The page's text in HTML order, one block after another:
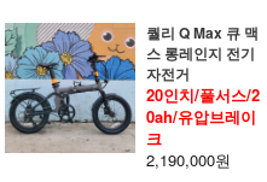
퀄리 Q Max 큐 맥
스 롱레인지 전기
자전거
20인치/풀서스/2
0ah/유압브레이
크
2,190,000원